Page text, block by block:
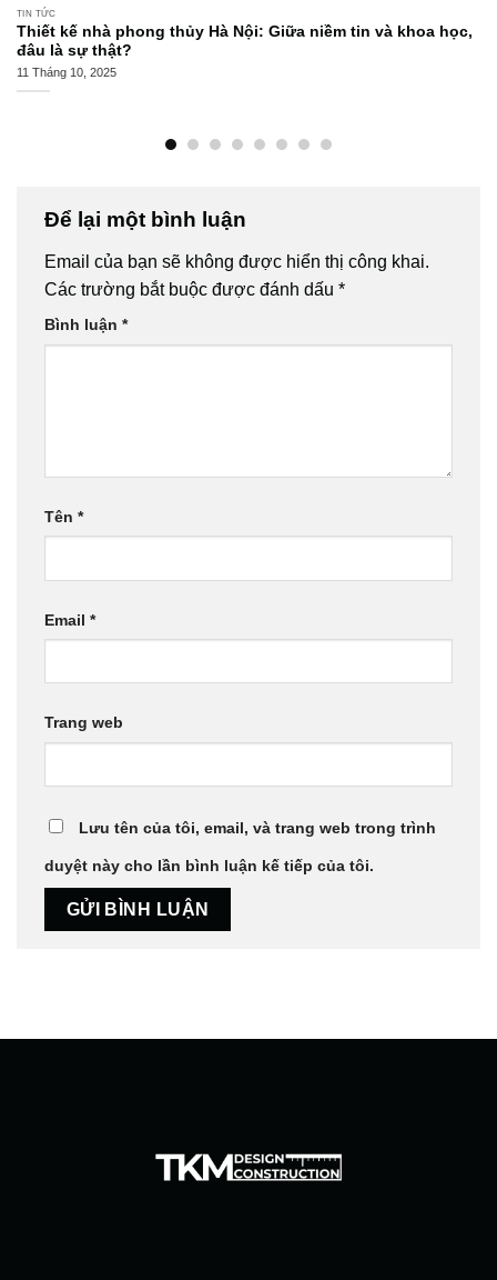
TIN TỨC
Thiết kế nhà phong thủy Hà Nội: Giữa niềm tin và khoa học,
đâu là sự thật?
11 Tháng 10, 2025
Để lại một bình luận
Email của bạn sẽ không được hiển thị công khai.
Các trường bắt buộc được đánh dấu *
Bình luận *
Tên *
Email *
Trang web
Lưu tên của tôi, email, và trang web trong trình
duyệt này cho lần bình luận kế tiếp của tôi.